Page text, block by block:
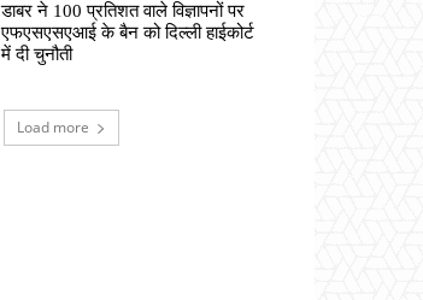
डाबर ने 100 प्रतिशत वाले विज्ञापनों पर
एफएसएसएआई के बैन को दिल्ली हाईकोर्ट
में दी चुनौती
Load more